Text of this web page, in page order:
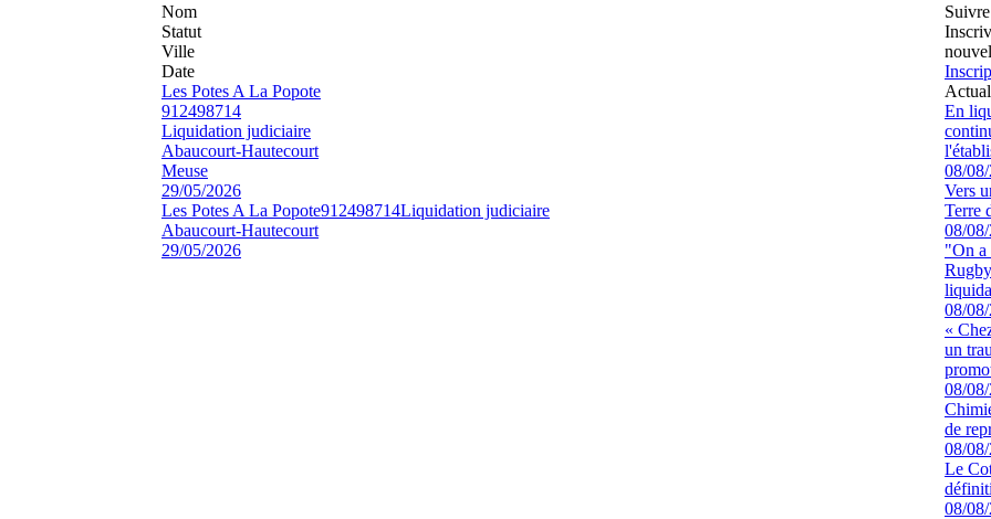
Nom
Statut
Ville
Date
Les Potes A La Popote
912498714
Liquidation judiciaire
Abaucourt-Hautecourt
Meuse
29/05/2026
Les Potes A La Popote912498714Liquidation judiciaire
Abaucourt-Hautecourt
29/05/2026
En
08/
Vers
Terre
08/
"On a
08/
«
un
08/
de
08/
Le
08/